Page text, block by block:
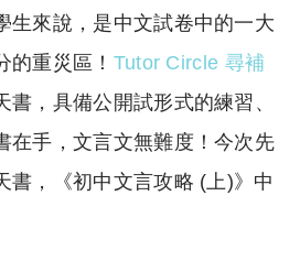
p
y
Li
n
k
at
s
A
p
p
生來說，是中文試卷中的一大
的重災區！ Tutor Circle 尋補
書，具備公開試形式的練習、
在手，文言文無難度！今次先
書，《初中文言攻略 (上)》中